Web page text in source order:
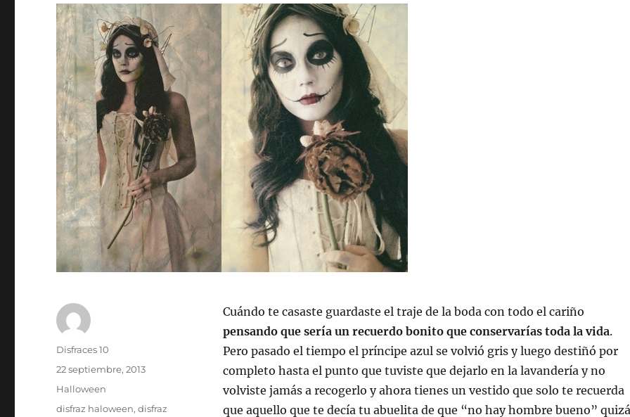
Cuándo te casaste guardaste el traje de la boda con todo el cariño
pensando que sería un recuerdo bonito que conservarías toda la vida.
Pero pasado el tiempo el príncipe azul se volvió gris y luego destiñó por
completo hasta el punto que tuviste que dejarlo en la lavandería y no
volviste jamás a recogerlo y ahora tienes un vestido que solo te recuerda
que aquello que te decía tu abuelita de que “no hay hombre bueno”
Autor
Disfraces 10
Publicado
22 septiembre, 2013
Categorías
Halloween
Etiquetas
disfraz haloween,disfraz